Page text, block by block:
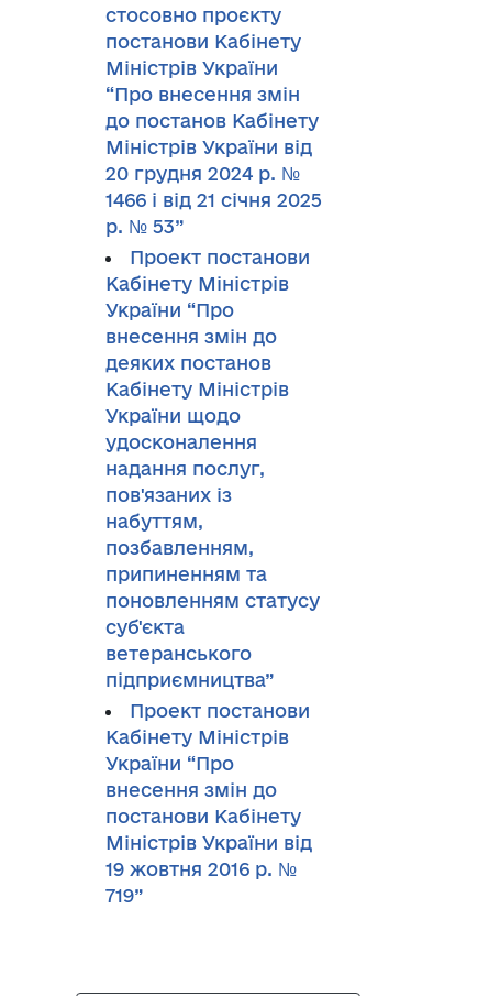
стосовно проєкту
постанови Кабінету
Міністрів України
“Про внесення змін
до постанов Кабінету
Міністрів України від
20 грудня 2024 р. №
1466 і від 21 січня 2025
р. № 53”
Проект постанови
Кабінету Міністрів
України “Про
внесення змін до
деяких постанов
Кабінету Міністрів
України щодо
удосконалення
надання послуг,
пов'язаних із
набуттям,
позбавленням,
припиненням та
поновленням статусу
суб'єкта
ветеранського
підприємництва”
Проект постанови
Кабінету Міністрів
України “Про
внесення змін до
постанови Кабінету
Міністрів України від
19 жовтня 2016 р. №
719”